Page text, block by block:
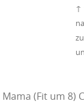
↑
Mama (Fit um 8)